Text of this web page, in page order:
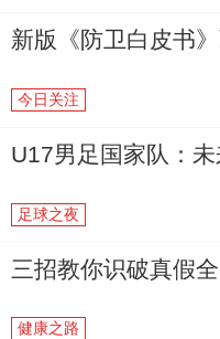
新版《防卫白皮书
今日关注
U17男足国家队：未
足球之夜
三招教你识破真假
健康之路